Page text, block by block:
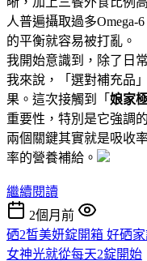
人普遍攝取過多Omega-
的平衡就容易被打亂。
我開始意識到，除了日
我來說，「選對補充品
果。這次接觸到「 娘家
重要性，特別是它強調
兩個關鍵其實就是吸收
率的營養補給。
繼續閱讀
2個月前
硒2皙美妍錠開箱 好硒
女神光就從每天2錠開始